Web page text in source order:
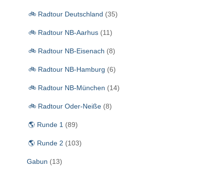
🚲 Radtour Deutschland (35)
🚲 Radtour NB-Aarhus (11)
🚲 Radtour NB-Eisenach (8)
🚲 Radtour NB-Hamburg (6)
🚲 Radtour NB-München (14)
🚲 Radtour Oder-Neiße (8)
🌎 Runde 1 (89)
🌎 Runde 2 (103)
Gabun (13)